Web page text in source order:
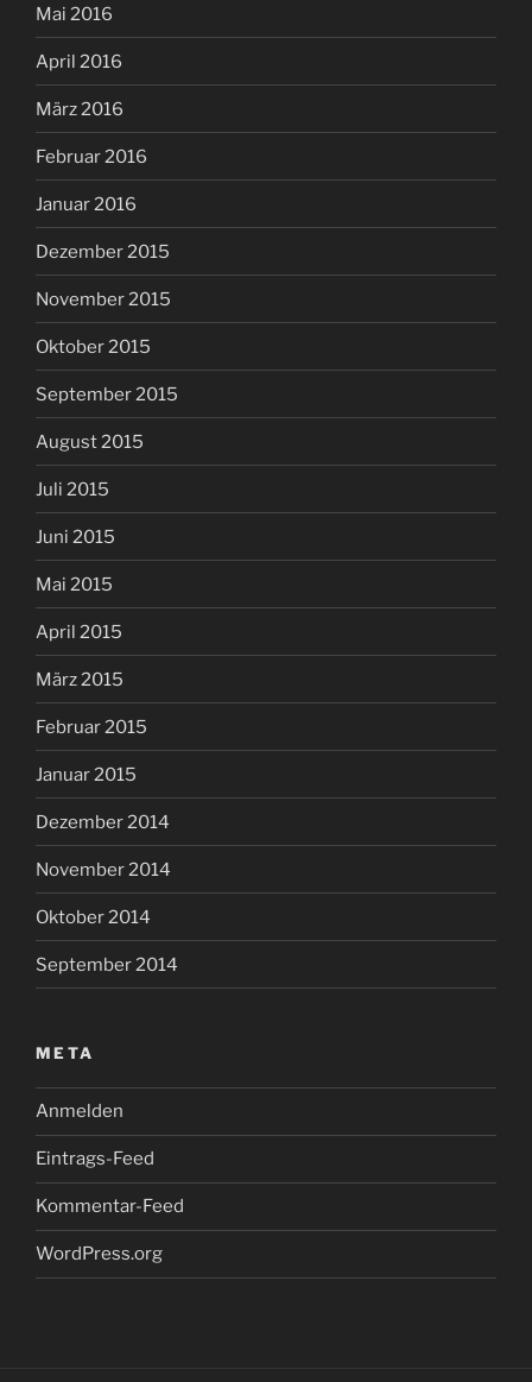
Mai 2016
April 2016
März 2016
Februar 2016
Januar 2016
Dezember 2015
November 2015
Oktober 2015
September 2015
August 2015
Juli 2015
Juni 2015
Mai 2015
April 2015
März 2015
Februar 2015
Januar 2015
Dezember 2014
November 2014
Oktober 2014
September 2014
META
Anmelden
Eintrags-Feed
Kommentar-Feed
WordPress.org